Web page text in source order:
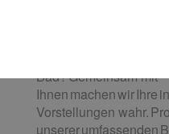
Bad? Gemeinsam mit
Ihnen machen wir Ihre
Vorstellungen wahr.
unserer umfassenden